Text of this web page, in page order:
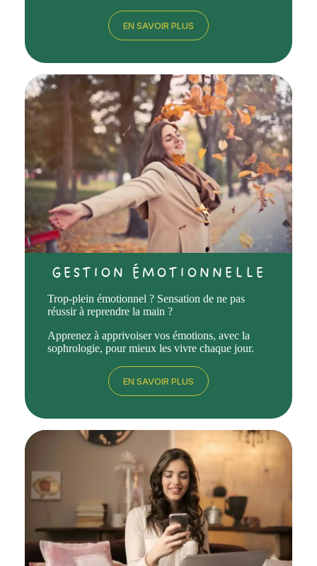
EN SAVOIR PLUS
GESTION ÉMOTIONNELLE
Trop-plein émotionnel ? Sensation de ne pas
réussir à reprendre la main ?
Apprenez à apprivoiser vos émotions, avec la
sophrologie, pour mieux les vivre chaque jour.
EN SAVOIR PLUS